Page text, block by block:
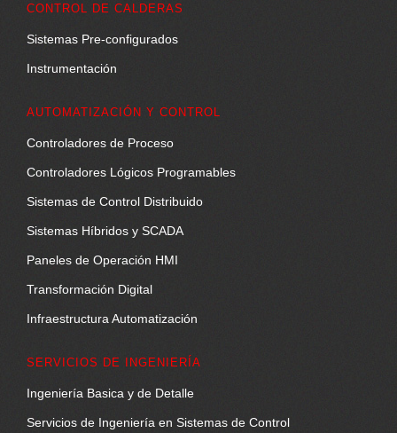
CONTROL DE CALDERAS
Sistemas Pre-configurados
Instrumentación
AUTOMATIZACIÓN Y CONTROL
Controladores de Proceso
Controladores Lógicos Programables
Sistemas de Control Distribuido
Sistemas Híbridos y SCADA
Paneles de Operación HMI
Transformación Digital
Infraestructura Automatización
SERVICIOS DE INGENIERÍA
Ingeniería Basica y de Detalle
Servicios de Ingeniería en Sistemas de Control